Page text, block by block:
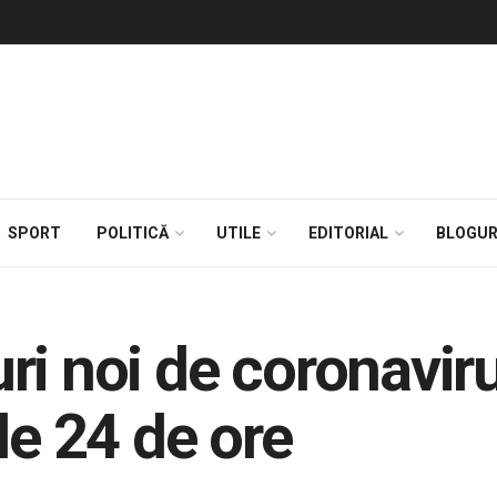
SPORT POLITICĂ UTILE EDITORIAL
noi de
24 de ore